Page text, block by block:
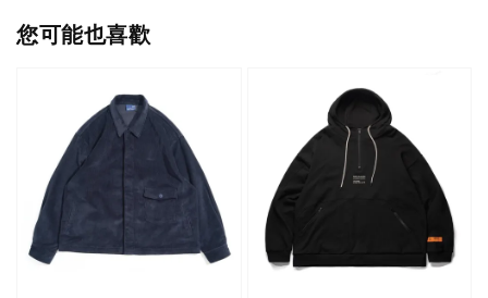
您可能也喜歡